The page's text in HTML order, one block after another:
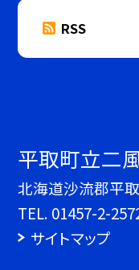
RSS
平取町立二
北海道沙流郡平
TEL. 01457-2-
サイトマップ